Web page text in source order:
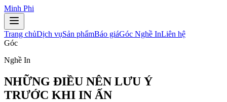
Minh Phi
Trang chủDịch vụSản phẩmBáo giáGóc Nghề InLiên hệ
Góc
Nghề In
NHỮNG ĐIỀU NÊN LƯU Ý
TRƯỚC KHI IN ẤN